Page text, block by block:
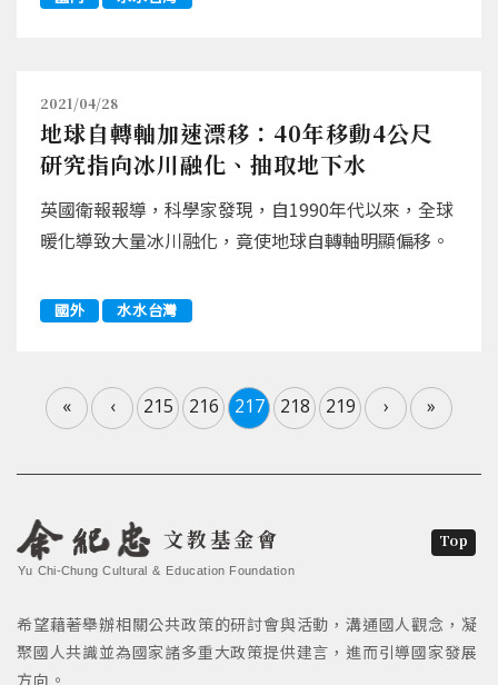
2021/04/28
地球自轉軸加速漂移：40年移動4公尺
研究指向冰川融化、抽取地下水
英國衛報報導，科學家發現，自1990年代以來，全球
暖化導致大量冰川融化，竟使地球自轉軸明顯偏移。
國外 水水台灣
« ‹ 215 216 217 218 219 › »
文教基金會
Yu Chi-Chung Cultural & Education Foundation
希望藉著舉辦相關公共政策的研討會與活動，溝通國人觀念，凝
聚國人共識並為國家諸多重大政策提供建言，進而引導國家發展
方向。
Top